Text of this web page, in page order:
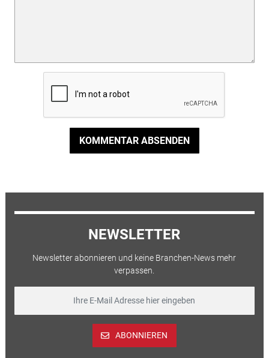
KOMMENTAR ABSENDEN
NEWSLETTER
Newsletter abonnieren und keine Branchen-News mehr
verpassen.
ABONNIEREN